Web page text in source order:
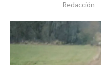
Redacción